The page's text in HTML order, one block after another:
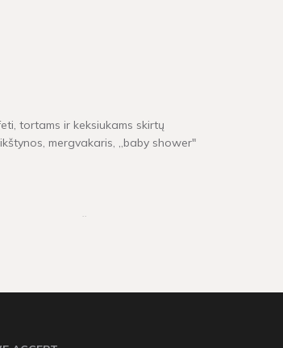
tortams ir keksiukams skirtų
mergvakaris, „baby shower"
gali užtrukti tarp 4 - 16